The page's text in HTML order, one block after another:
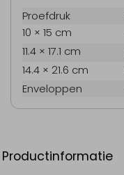
Proefdruk
10 × 15 cm
11.4 × 17.1 cm
14.4 × 21.6 cm
Enveloppen
Productinformatie